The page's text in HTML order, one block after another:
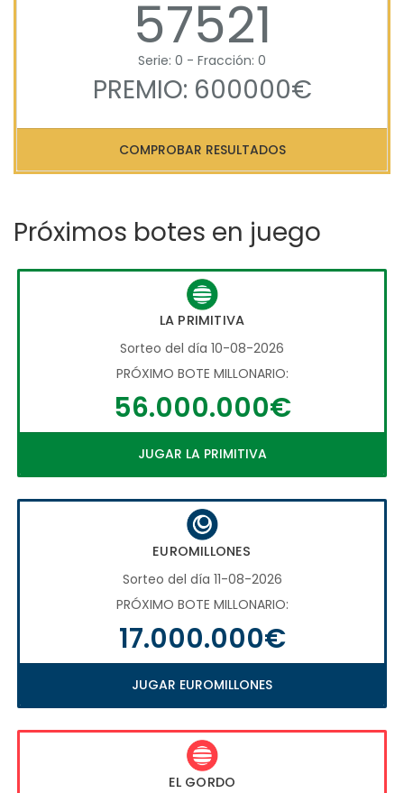
57521
Serie: 0 - Fracción: 0
PREMIO: 600000€
COMPROBAR RESULTADOS
Próximos botes en juego
LA PRIMITIVA
Sorteo del día 10-08-2026
PRÓXIMO BOTE MILLONARIO:
56.000.000€
JUGAR LA PRIMITIVA
EUROMILLONES
Sorteo del día 11-08-2026
PRÓXIMO BOTE MILLONARIO:
17.000.000€
JUGAR EUROMILLONES
EL GORDO